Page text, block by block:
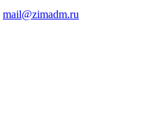
mail@zimadm.ru